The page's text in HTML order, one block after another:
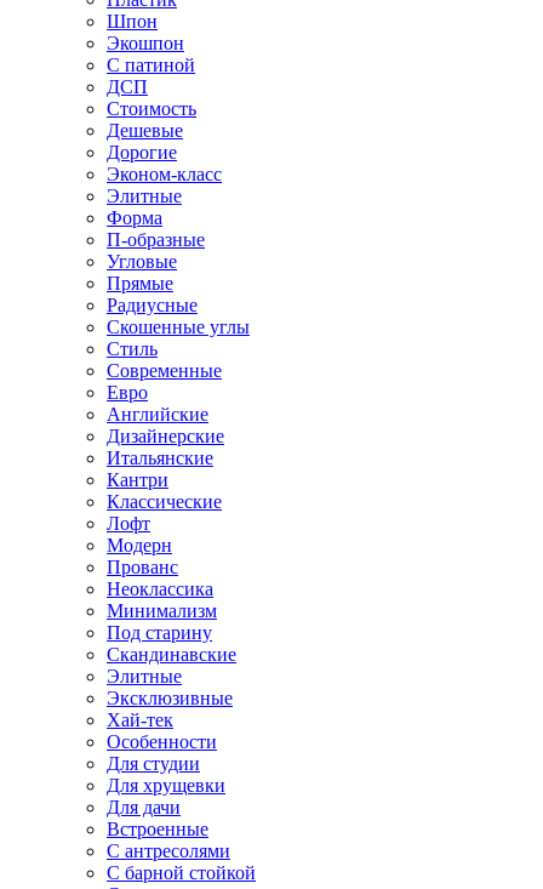
Шпон
Экошпон
С патиной
ДСП
Стоимость
Дешевые
Дорогие
Эконом-класс
Элитные
Форма
П-образные
Угловые
Прямые
Радиусные
Скошенные углы
Стиль
Современные
Евро
Английские
Дизайнерские
Итальянские
Кантри
Классические
Лофт
Модерн
Прованс
Неоклассика
Минимализм
Под старину
Скандинавские
Элитные
Эксклюзивные
Хай-тек
Особенности
Для студии
Для хрущевки
Для дачи
Встроенные
С антресолями
С барной стойкой